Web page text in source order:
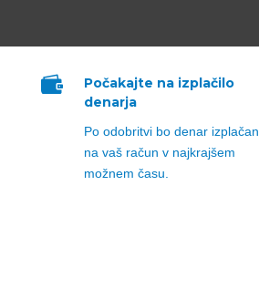

Počakajte na izplačilo
denarja
Po odobritvi bo denar izplačan
na vaš račun v najkrajšem
možnem času.